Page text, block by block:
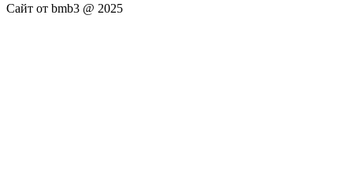
Сайт от bmb3 @ 2025